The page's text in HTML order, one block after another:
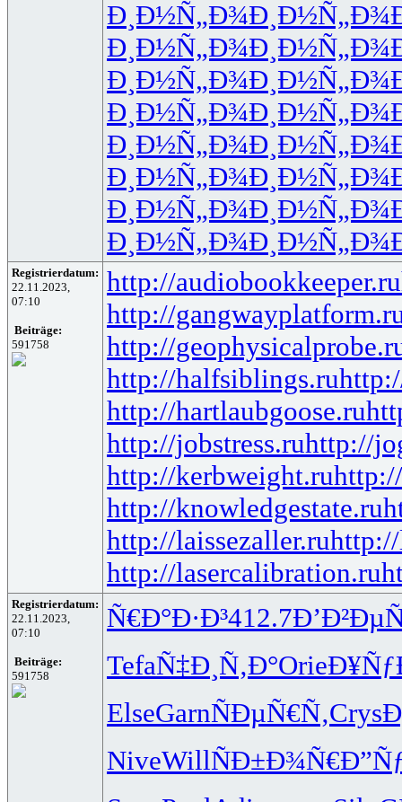
Ð¸Ð½Ñ„Ð¾Ð¸Ð½Ñ„Ð¾
Ð¸Ð½Ñ„Ð¾Ð¸Ð½Ñ„Ð¾
Ð¸Ð½Ñ„Ð¾Ð¸Ð½Ñ„Ð¾
Ð¸Ð½Ñ„Ð¾Ð¸Ð½Ñ„Ð¾
Ð¸Ð½Ñ„Ð¾Ð¸Ð½Ñ„Ð¾
Ð¸Ð½Ñ„Ð¾Ð¸Ð½Ñ„Ð¾
Ð¸Ð½Ñ„Ð¾Ð¸Ð½Ñ„Ð¾
Ð¸Ð½Ñ„Ð¾Ð¸Ð½Ñ„Ð¾
Registrierdatum:
22.11.2023,
07:10
Beiträge:
591758
http://audiobookkeeper.ru
http://
http://
http://halfsiblings.ru
http://hartlaubgoose.ru
http://jobstress.ruhttp://
http://kerbweight.ru
http://knowledgestate.ru
http://laissezaller.ru
http://lasercalibration.ru
Registrierdatum:
22.11.2023,
07:10
Beiträge:
591758
Ñ€Ð°Ð·Ð³412.7
TefaÑ‡Ð¸Ñ‚Ð°Orie
ElseGarnÑÐµÑ€Ñ‚Crys
NiveWillÑÐ±Ð¾Ñ€